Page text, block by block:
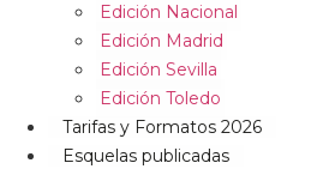
Edición Nacional
Edición Madrid
Edición Sevilla
Edición Toledo
Tarifas y Formatos 2026
Esquelas publicadas